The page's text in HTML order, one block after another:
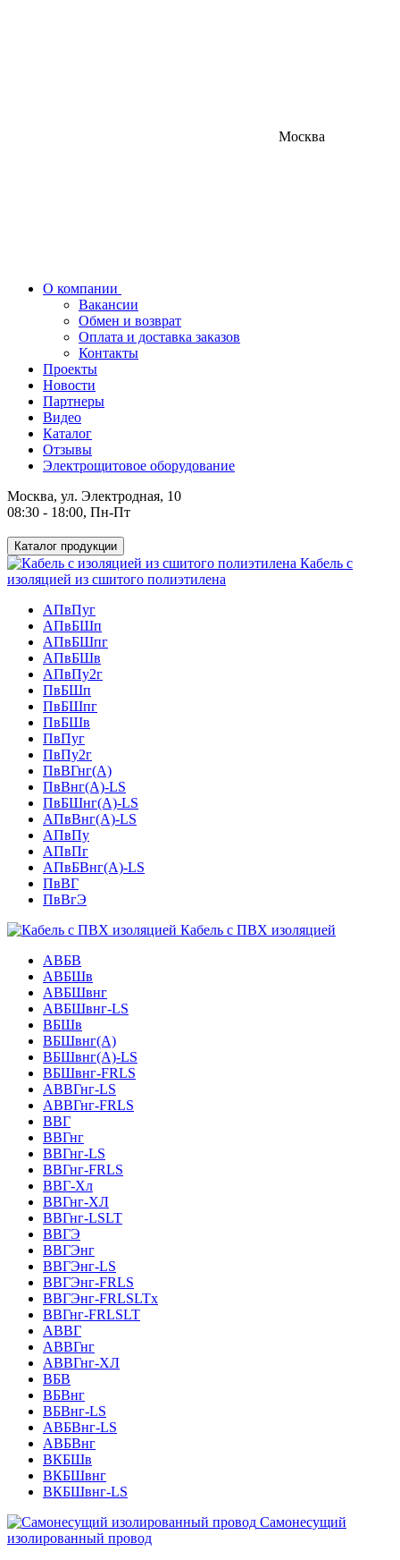
Москва
О компании
Вакансии
Обмен и возврат
Оплата и доставка заказов
Контакты
Проекты
Новости
Партнеры
Видео
Каталог
Отзывы
Электрощитовое оборудование
Москва, ул. Электродная, 10
08:30 - 18:00, Пн-Пт
Каталог продукции
Кабель с
изоляцией из сшитого полиэтилена
АПвПуг
АПвБШп
АПвБШпг
АПвБШв
АПвПу2г
ПвБШп
ПвБШпг
ПвБШв
ПвПуг
ПвПу2г
ПвВГнг(А)
ПвВнг(А)-LS
ПвБШнг(А)-LS
АПвВнг(А)-LS
АПвПу
АПвПг
АПвБВнг(А)-LS
ПвВГ
ПвВгЭ
Кабель с ПВХ изоляцией
АВБВ
АВБШв
АВБШвнг
АВБШвнг-LS
ВБШв
ВБШвнг(A)
ВБШвнг(А)-LS
ВБШвнг-FRLS
АВВГнг-LS
АВВГнг-FRLS
ВВГ
ВВГнг
ВВГнг-LS
ВВГнг-FRLS
ВВГ-Хл
ВВГнг-ХЛ
ВВГнг-LSLT
ВВГЭ
ВВГЭнг
ВВГЭнг-LS
ВВГЭнг-FRLS
ВВГЭнг-FRLSLTх
ВВГнг-FRLSLT
АВВГ
АВВГнг
АВВГнг-ХЛ
ВБВ
ВБВнг
ВБВнг-LS
АВБВнг-LS
АВБВнг
ВКБШв
ВКБШвнг
ВКБШвнг-LS
Самонесущий
изолированный провод